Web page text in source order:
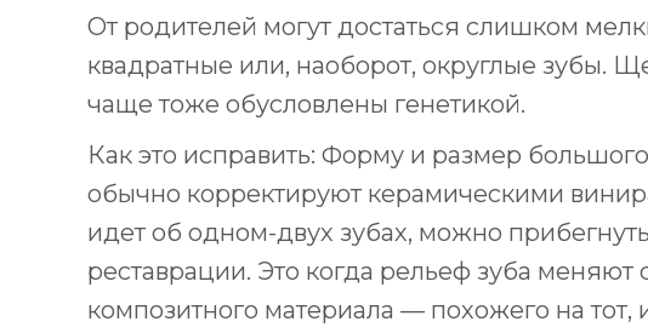
От родителей могут достаться слишком
квадратные или, наоборот, округлые зубы.
чаще тоже обусловлены генетикой.
Как это исправить: Форму и размер
обычно корректируют керамическими
идет об одном-двух зубах, можно
реставрации. Это когда рельеф зуба
композитного материала — похожего на тот,